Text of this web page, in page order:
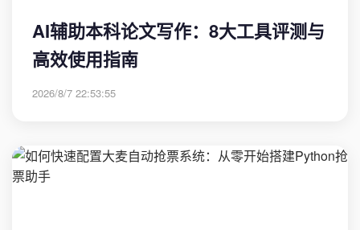
AI辅助本科论文写作：8大工具评测与
高效使用指南
2026/8/7 22:53:55